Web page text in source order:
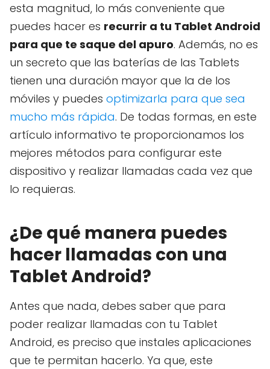
esta magnitud, lo más conveniente que
puedes hacer es recurrir a tu Tablet Android
para que te saque del apuro. Además, no es
un secreto que las baterías de las Tablets
tienen una duración mayor que la de los
móviles y puedes optimizarla para que sea
mucho más rápida. De todas formas, en este
artículo informativo te proporcionamos los
mejores métodos para configurar este
dispositivo y realizar llamadas cada vez que
lo requieras.
¿De qué manera puedes
hacer llamadas con una
Tablet Android?
Antes que nada, debes saber que para
poder realizar llamadas con tu Tablet
Android, es preciso que instales aplicaciones
que te permitan hacerlo. Ya que, este